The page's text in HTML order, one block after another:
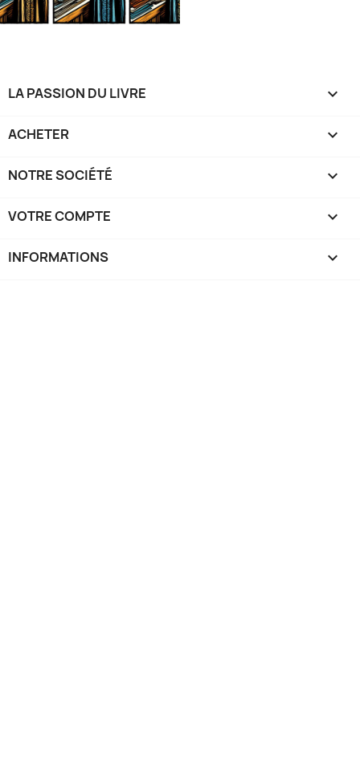
LA PASSION DU LIVRE 
ACHETER 
NOTRE SOCIÉTÉ 
VOTRE COMPTE 
INFORMATIONS keyboard_arrow_down